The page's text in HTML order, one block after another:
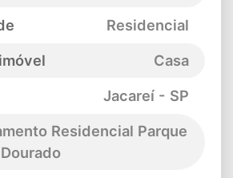
Residencial
Casa
Jacareí - SP
Residencial Parque